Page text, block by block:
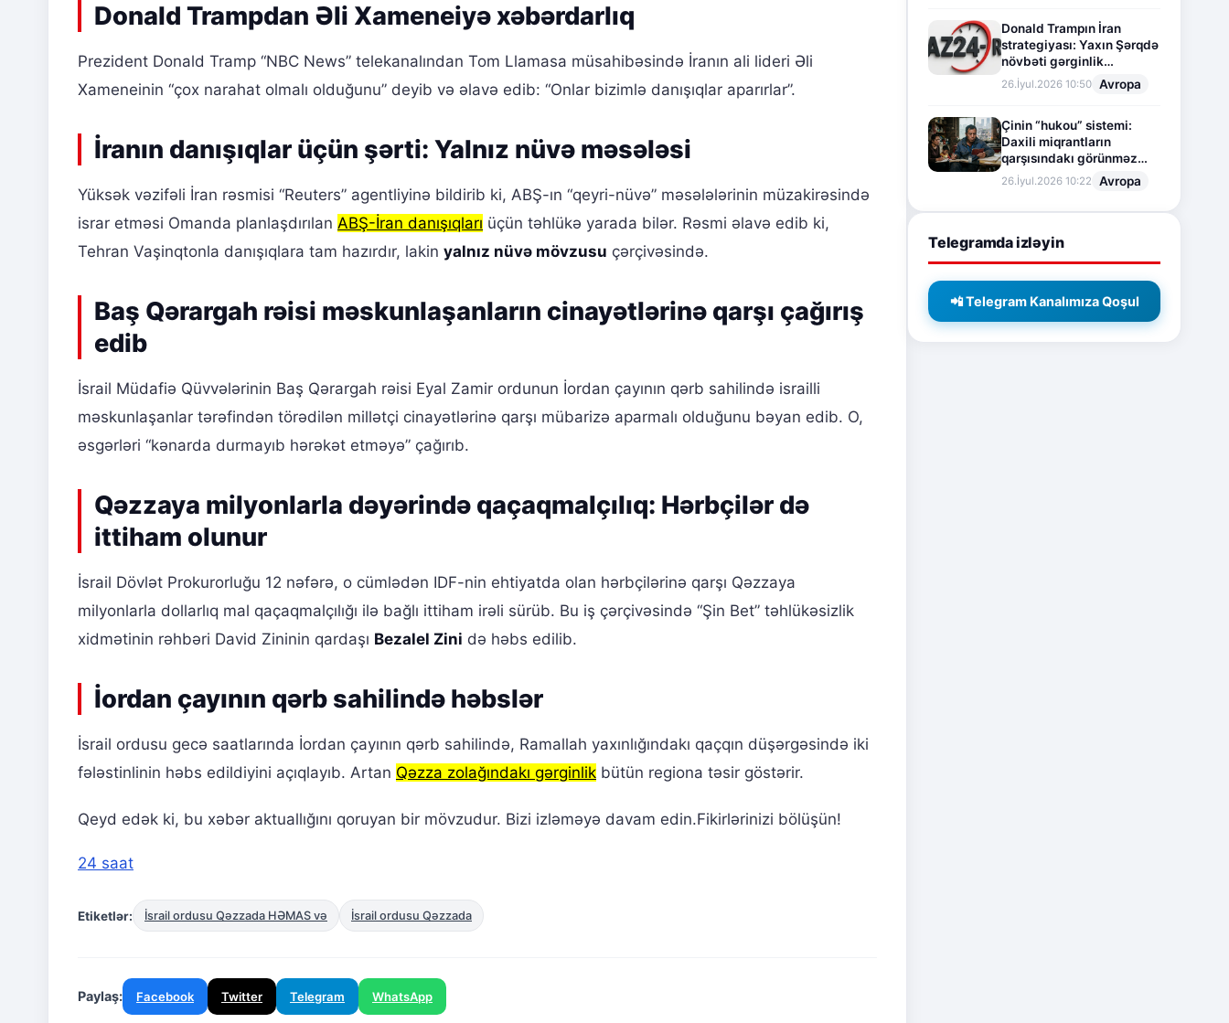
Donald Trampdan Əli Xameneiyə xəbərdarlıq
Prezident Donald Tramp “NBC News” telekanalından Tom Llamasa müsahibəsində İranın ali lideri Əli
Xameneinin “çox narahat olmalı olduğunu” deyib və əlavə edib: “Onlar bizimlə danışıqlar aparırlar”.
İranın danışıqlar üçün şərti: Yalnız nüvə məsələsi
Yüksək vəzifəli İran rəsmisi “Reuters” agentliyinə bildirib ki, ABŞ-ın “qeyri-nüvə” məsələlərinin müzakirəsində
israr etməsi Omanda planlaşdırılan ABŞ-İran danışıqları üçün təhlükə yarada bilər. Rəsmi əlavə edib ki,
Tehran Vaşinqtonla danışıqlara tam hazırdır, lakin yalnız nüvə mövzusu çərçivəsində.
Baş Qərargah rəisi məskunlaşanların cinayətlərinə qarşı çağırış
edib
İsrail Müdafiə Qüvvələrinin Baş Qərargah rəisi Eyal Zamir ordunun İordan çayının qərb sahilində israilli
məskunlaşanlar tərəfindən törədilən millətçi cinayətlərinə qarşı mübarizə aparmalı olduğunu bəyan edib. O,
əsgərləri “kənarda durmayıb hərəkət etməyə” çağırıb.
Qəzzaya milyonlarla dəyərində qaçaqmalçılıq: Hərbçilər də
ittiham olunur
İsrail Dövlət Prokurorluğu 12 nəfərə, o cümlədən IDF-nin ehtiyatda olan hərbçilərinə qarşı Qəzzaya
milyonlarla dollarlıq mal qaçaqmalçılığı ilə bağlı ittiham irəli sürüb. Bu iş çərçivəsində “Şin Bet” təhlükəsizlik
xidmətinin rəhbəri David Zininin qardaşı Bezalel Zini də həbs edilib.
İordan çayının qərb sahilində həbslər
İsrail ordusu gecə saatlarında İordan çayının qərb sahilində, Ramallah yaxınlığındakı qaçqın düşərgəsində iki
fələstinlinin həbs edildiyini açıqlayıb. Artan Qəzza zolağındakı gərginlik bütün regiona təsir göstərir.
Qeyd edək ki, bu xəbər aktuallığını qoruyan bir mövzudur. Bizi izləməyə davam edin.Fikirlərinizi bölüşün!
24 saat
Etiketlər: İsrail ordusu Qəzzada HƏMAS və İsrail ordusu Qəzzada
Paylaş: Facebook Twitter Telegram WhatsApp
Donald Trampın İran
strategiyası: Yaxın Şərqdə
növbəti gərginlik
mərhələsi
26.İyul.2026 10:50 Avropa
Çinin “hukou” sistemi:
Daxili miqrantların
qarşısındakı görünməz
sədd
26.İyul.2026 10:22 Avropa
Telegramda izləyin
📲 Telegram Kanalımıza Qoşul